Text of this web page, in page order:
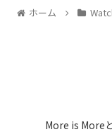
ホーム
More is More